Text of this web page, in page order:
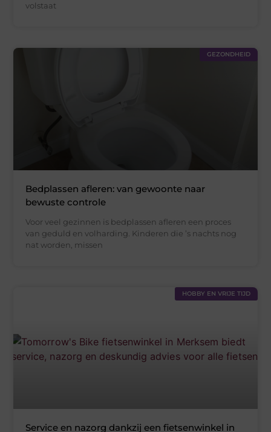
volstaat
GEZONDHEID
Bedplassen afleren: van gewoonte naar
bewuste controle
Voor veel gezinnen is bedplassen afleren een proces
van geduld en volharding. Kinderen die ’s nachts nog
nat worden, missen
HOBBY EN VRIJE TIJD
Service en nazorg dankzij een fietsenwinkel in